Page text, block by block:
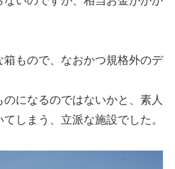
もので、なおかつ規格外のデ
になるのではないかと、素人
しまう、立派な施設でした。